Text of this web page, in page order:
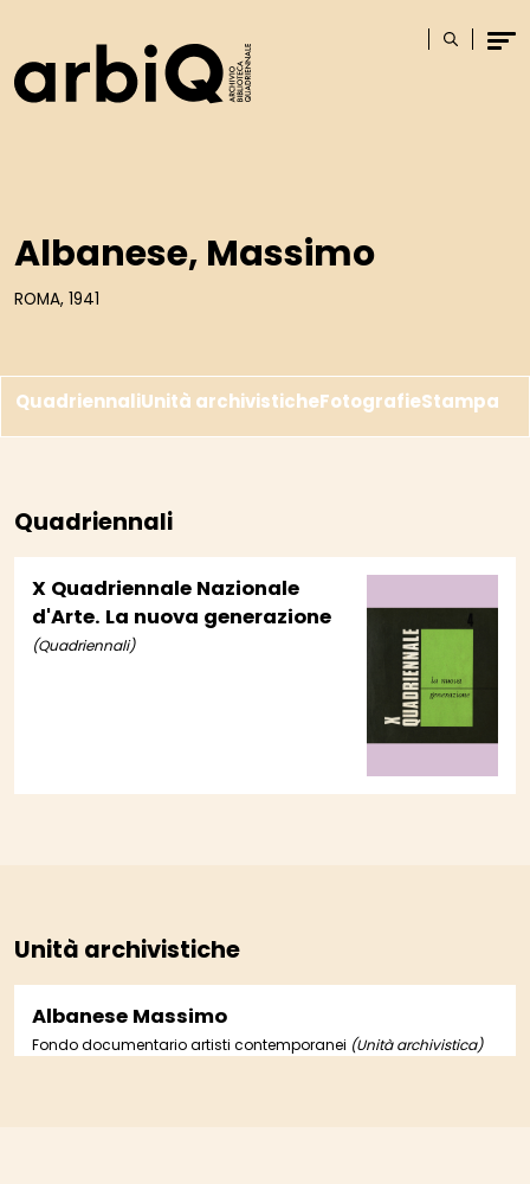
Cerca
Albanese, Massimo
ROMA, 1941
QuadriennaliUnità archivisticheFotografieStampa
Quadriennali
X Quadriennale Nazionale
d'Arte. La nuova generazione
(Quadriennali)
Unità archivistiche
Albanese Massimo
Fondo documentario artisti contemporanei (Unità archivistica)